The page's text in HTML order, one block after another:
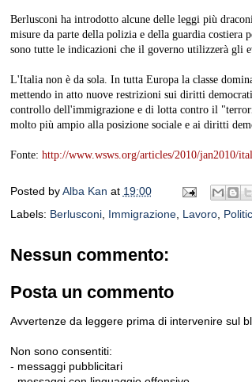
Berlusconi ha introdotto alcune delle leggi più
misure da parte della polizia e della guardia
sono tutte le indicazioni che il governo utilizzerà gli
L'Italia non è da sola. In tutta Europa la classe
mettendo in atto nuove restrizioni sui diritti
controllo dell'immigrazione e di lotta contro il
molto più ampio alla posizione sociale e ai diritti
Fonte: http://www.wsws.org/articles/2010/jan2010/
Posted byAlba Kan at 19:00
Labels: Berlusconi, Immigrazione, Lavoro,
Nessun commento:
Posta un commento
Avvertenze da leggere prima di intervenire sul
Non sono consentiti:
- messaggi pubblicitari